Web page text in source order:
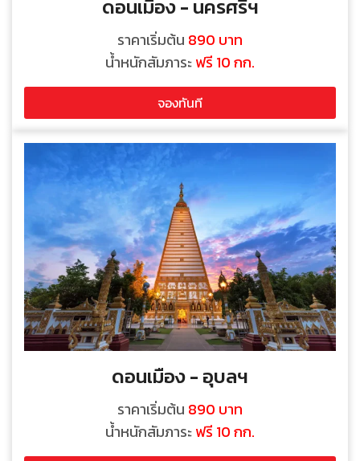
ดอนเมือง - นครศรีฯ
ราคาเริ่มต้น 890 บาท
น้ำหนักสัมภาระฟรี 10 กก.
จองทันที
ดอนเมือง - อุบลฯ
ราคาเริ่มต้น 890 บาท
น้ำหนักสัมภาระฟรี 10 กก.